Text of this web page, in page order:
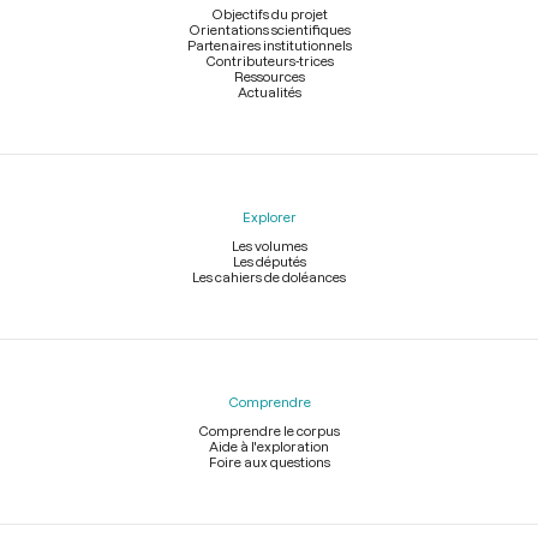
Objectifs du projet
Orientations scientifiques
Partenaires institutionnels
Contributeurs-trices
Ressources
Actualités
Explorer
Les volumes
Les députés
Les cahiers de doléances
Comprendre
Comprendre le corpus
Aide à l'exploration
Foire aux questions